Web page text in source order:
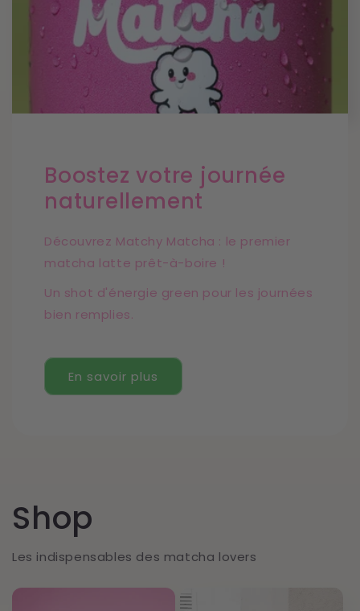
Boostez votre journée
naturellement
Découvrez Matchy Matcha : le premier
matcha latte prêt-à-boire !
Un shot d'énergie green pour les journées
bien remplies.
En savoir plus
Shop
Les indispensables des matcha lovers